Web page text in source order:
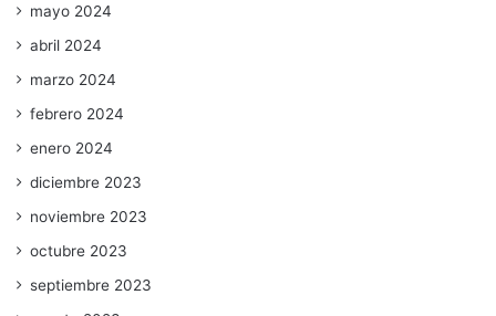
mayo 2024
abril 2024
marzo 2024
febrero 2024
enero 2024
diciembre 2023
noviembre 2023
octubre 2023
septiembre 2023